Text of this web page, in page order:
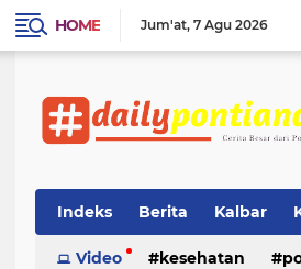
HOME Jum'at 7 Agu 2026
Indeks Berita Kalbar
Video kesehatan